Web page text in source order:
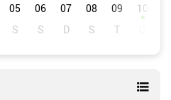
05 06 07 08 09 10